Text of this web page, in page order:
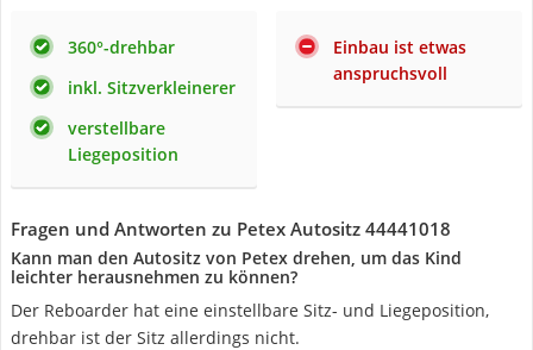
360°-drehbar
inkl. Sitzverkleinerer
verstellbare
Liegeposition
Einbau ist etwas
anspruchsvoll
Fragen und Antworten zu Petex Autositz 44441018
Kann man den Autositz von Petex drehen, um das Kind
leichter herausnehmen zu können?
Der Reboarder hat eine einstellbare Sitz- und Liegeposition,
drehbar ist der Sitz allerdings nicht.